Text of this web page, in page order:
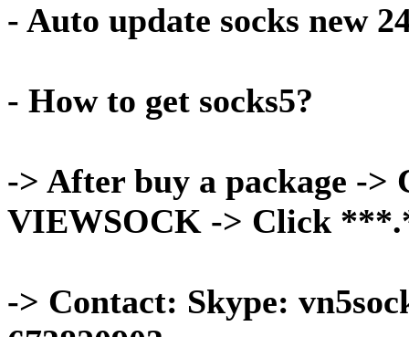
- Auto update socks new
- How to get socks5?
-> After buy a package -
VIEWSOCK -> Click
-> Contact: Skype: